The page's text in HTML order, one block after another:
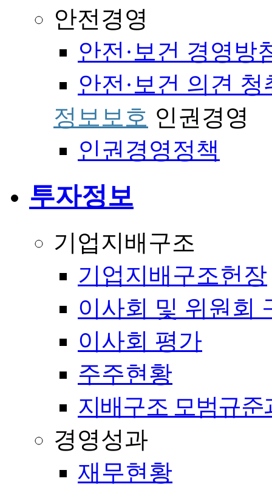
안전경영
안전·보건 경영방
안전·보건 의견 청
정보보호 인권경영
인권경영정책
투자정보
기업지배구조
기업지배구조헌장
이사회 및 위원회
이사회 평가
주주현황
지배구조 모범규준
경영성과
재무현황